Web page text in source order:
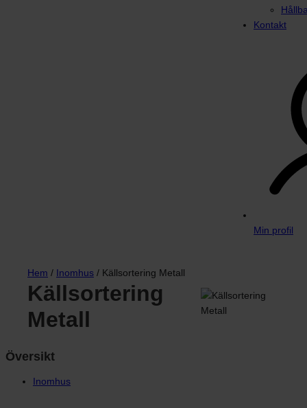
Kontakt
Min profil
Hem / Inomhus / Källsortering Metall
Källsortering
Metall
Översikt
Inomhus